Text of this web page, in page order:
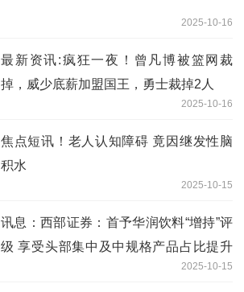
2025-10-16
最新资讯:疯狂一夜！曾凡博被篮网裁
掉，威少底薪加盟国王，勇士裁掉2人
2025-10-16
焦点短讯！老人认知障碍 竟因继发性脑
积水
2025-10-15
讯息：西部证券：首予华润饮料“增持”评
级 享受头部集中及中规格产品占比提升
2025-10-15